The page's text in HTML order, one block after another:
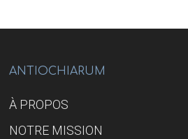
:
JUSTE
DE
ANTIOCHIARUM
À PROPOS
NOTRE MISSION